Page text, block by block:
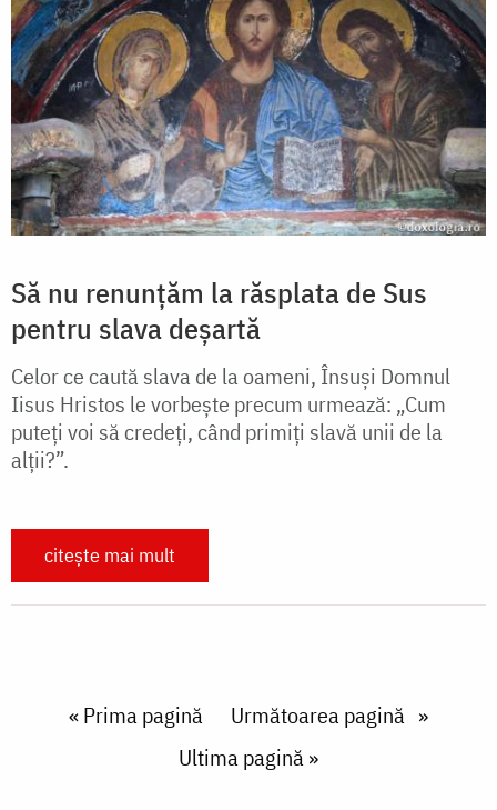
Să nu renunțăm la răsplata de Sus
pentru slava deșartă
Celor ce caută slava de la oameni, Însuși Domnul
Iisus Hristos le vorbește precum urmează: „Cum
puteți voi să credeți, când primiți slavă unii de la
alții?”.
citește mai mult
PaginareFirst page
« Prima pagină Next page
Următoarea pagină
Last page
Ultima pagină »